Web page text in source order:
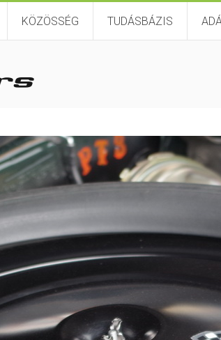
KÖZÖSSÉG TUDÁSBÁZIS